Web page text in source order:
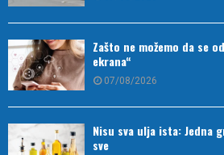
Zašto ne možemo da se
ekrana“
07/08/2026
Nisu sva ulja ista: Jedna
sve